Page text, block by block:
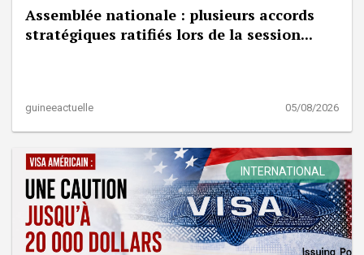
Assemblée nationale : plusieurs accords
stratégiques ratifiés lors de la session...
guineeactuelle 05/08/2026
INTERNATIONAL